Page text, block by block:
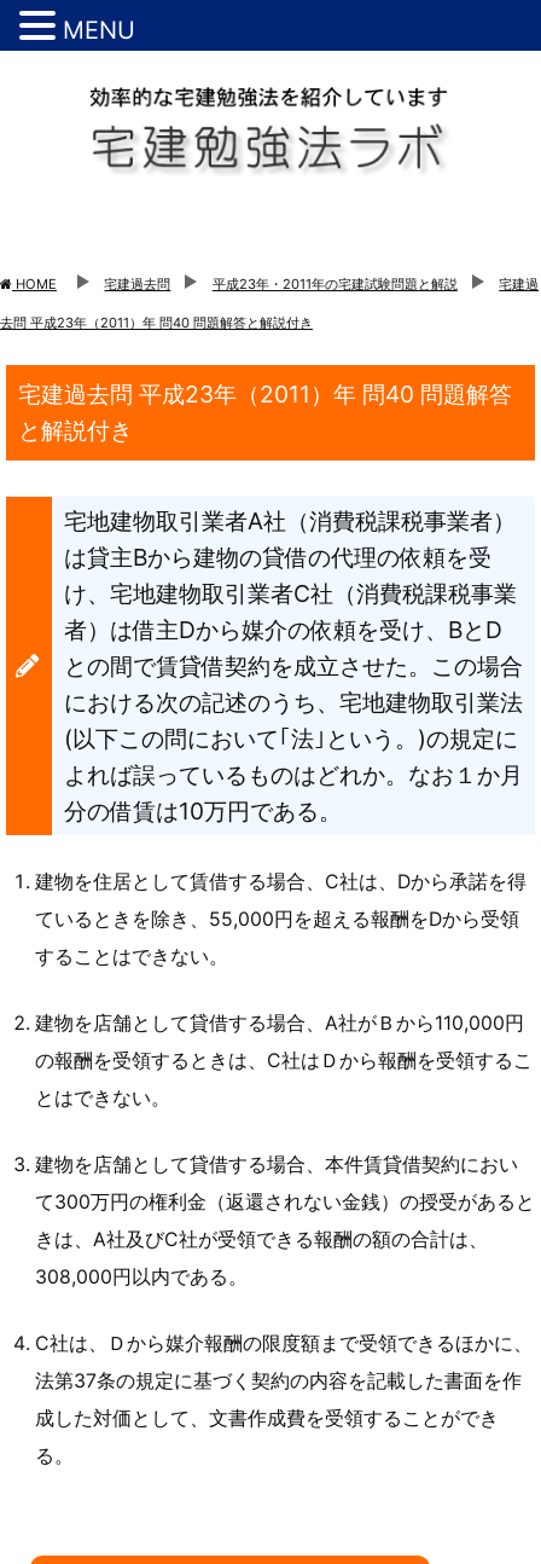
HOME 宅建過去問 平成23年・2011年の宅建試験問題と解説 宅建過
去問 平成23年（2011）年 問40 問題解答と解説付き
宅建過去問 平成23年（2011）年 問40 問題解答
と解説付き
宅地建物取引業者A社（消費税課税事業者）
は貸主Bから建物の貸借の代理の依頼を受
け、宅地建物取引業者C社（消費税課税事業
者）は借主Dから媒介の依頼を受け、BとD
との間で賃貸借契約を成立させた。この場合
における次の記述のうち、宅地建物取引業法
(以下この問において｢法｣という。)の規定に
よれば誤っているものはどれか。なお１か月
分の借賃は10万円である。
建物を住居として賃借する場合、C社は、Dから承諾を得
ているときを除き、55,000円を超える報酬をDから受領
することはできない。
建物を店舗として貸借する場合、A社がＢから110,000円
の報酬を受領するときは、C社はＤから報酬を受領するこ
とはできない。
建物を店舗として貸借する場合、本件賃貸借契約におい
て300万円の権利金（返還されない金銭）の授受があると
きは、A社及びC社が受領できる報酬の額の合計は、
308,000円以内である。
C社は、Ｄから媒介報酬の限度額まで受領できるほかに、
法第37条の規定に基づく契約の内容を記載した書面を作
成した対価として、文書作成費を受領することができ
る。
MENU